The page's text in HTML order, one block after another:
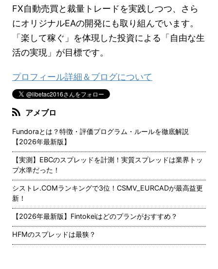
FX自動売買と裁量トレードを実践しつつ、さら
にオリジナルEAの開発にも取り組んでいます。
「楽して稼ぐ」を体現した投資による「自由な生
活の実現」が目標です。
プロフィール詳細＆ブログについて
アメブロ
Fundoraとは？特徴・評価プログラム・ルールを徹底解説
【2026年最新版】
【実測】EBCのスプレッドを計測！実質スプレッドは業界トッ
プ水準だった！
シストレ.COMランキングで3位！CSMV_EURCADが最高益更
新！
【2026年最新版】Fintokeiはどのプランがおすすめ？
HFMのスプレッドは最狭？